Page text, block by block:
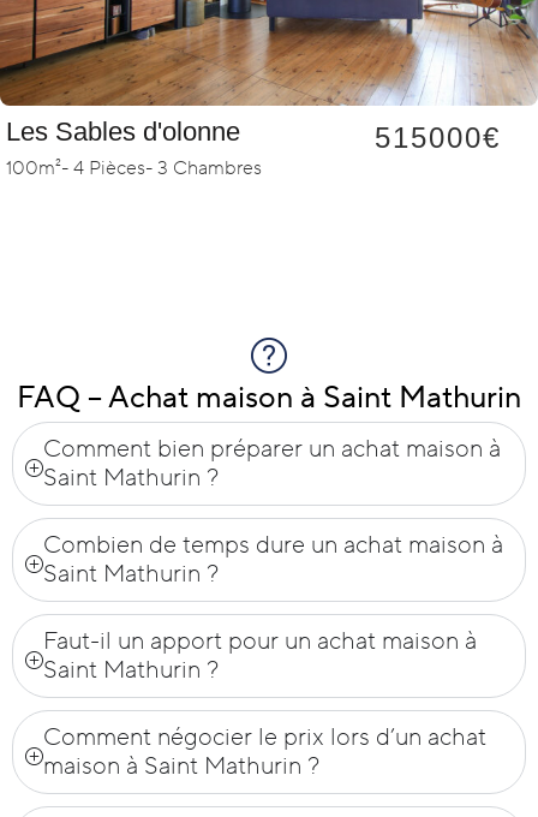
Les Sables d'olonne 515000€
100m²- 4 Pièces- 3 Chambres
FAQ – Achat maison à Saint Mathurin
Comment bien préparer un achat maison à
Saint Mathurin ?
Combien de temps dure un achat maison à
Saint Mathurin ?
Faut-il un apport pour un achat maison à
Saint Mathurin ?
Comment négocier le prix lors d’un achat
maison à Saint Mathurin ?